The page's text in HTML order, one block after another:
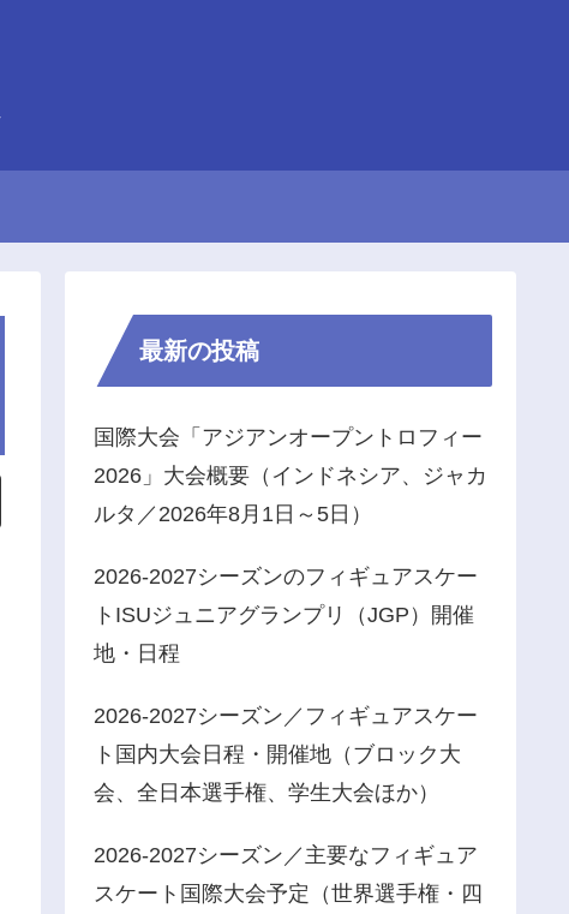
最新の投稿
国際大会「アジアンオープントロフィー
2026」大会概要（インドネシア、ジャカ
ルタ／2026年8月1日～5日）
2026-2027シーズンのフィギュアスケー
トISUジュニアグランプリ（JGP）開催
地・日程
2026-2027シーズン／フィギュアスケー
ト国内大会日程・開催地（ブロック大
会、全日本選手権、学生大会ほか）
2026-2027シーズン／主要なフィギュア
スケート国際大会予定（世界選手権・四